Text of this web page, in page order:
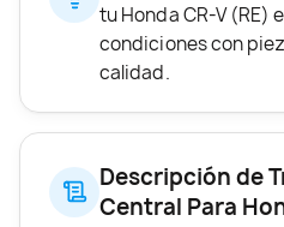
tu Honda CR-V (RE)
condiciones con
calidad.
Descripción de
Central Para